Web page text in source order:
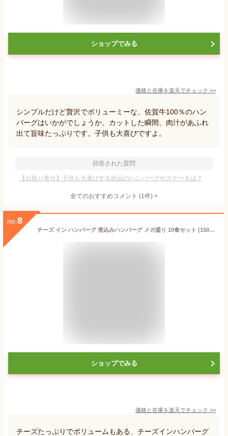
ショップでみる
価格と在庫を楽天でチェック >>
シンプルだけど贅沢でボリューミーな、佐賀牛100％のハン
バーグはいかがでしょうか。カットした瞬間、肉汁があふれ
出て旨味たっぷりです。子供も大喜びですよ。
回答された質問
【お取り寄せ】子供も大喜びする絶品のハンバーグやステーキは？
全てのおすすめコメント (1件) >
no. 8
チーズ イン ハンバーグ 煮込みハンバーグ メガ盛り 10食セット (150g×10パック) 冷凍 惣菜 ディナー 洋食 チーズインハンバーグ あす楽 業務用 温めるだけ レンチン 冷食 送料無料
ショップでみる
価格と在庫を楽天でチェック >>
チーズたっぷりでボリュームもある、チーズインハンバーグ